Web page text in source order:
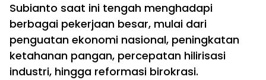
Subianto saat ini tengah menghadapi
berbagai pekerjaan besar, mulai dari
penguatan ekonomi nasional, peningkatan
ketahanan pangan, percepatan hilirisasi
industri, hingga reformasi birokrasi.